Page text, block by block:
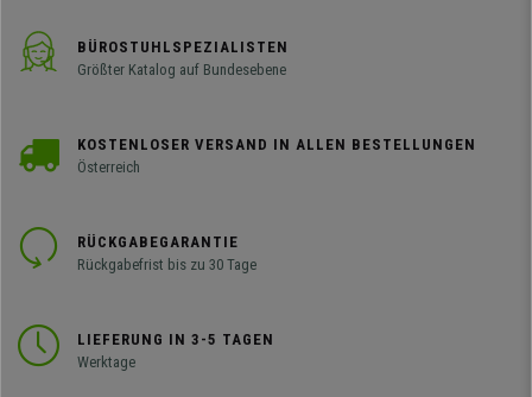
BÜROSTUHLSPEZIALISTEN
Größter Katalog auf Bundesebene
KOSTENLOSER VERSAND IN ALLEN BESTELLUNGEN
Österreich
RÜCKGABEGARANTIE
Rückgabefrist bis zu 30 Tage
LIEFERUNG IN 3-5 TAGEN
Werktage